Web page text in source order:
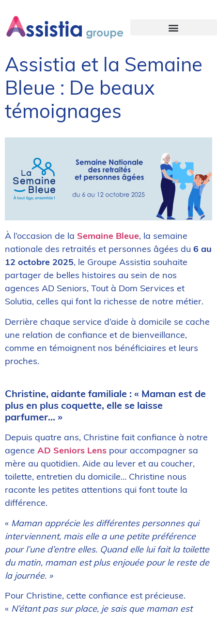
Assistia et la Semaine
Bleue : De beaux
témoignages
À l’occasion de la Semaine Bleue, la semaine
nationale des retraités et personnes âgées du 6 au
12 octobre 2025, le Groupe Assistia souhaite
partager de belles histoires au sein de nos
agences AD Seniors, Tout à Dom Services et
Solutia, celles qui font la richesse de notre métier.
Derrière chaque service d’aide à domicile se cache
une relation de confiance et de bienveillance,
comme en témoignent nos bénéficiaires et leurs
proches.
Christine, aidante familiale : « Maman est de
plus en plus coquette, elle se laisse
parfumer… »
Depuis quatre ans, Christine fait confiance à notre
agence AD Seniors Lens pour accompagner sa
mère au quotidien. Aide au lever et au coucher,
toilette, entretien du domicile… Christine nous
raconte les petites attentions qui font toute la
différence.
« Maman apprécie les différentes personnes qui
interviennent, mais elle a une petite préférence
pour l’une d’entre elles. Quand elle lui fait la toilette
du matin, maman est plus enjouée pour le reste de
la journée. »
Pour Christine, cette confiance est précieuse.
« N’étant pas sur place, je sais que maman est